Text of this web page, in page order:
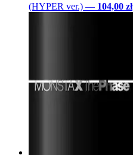
(HYPER ver.) — 104,00 zł